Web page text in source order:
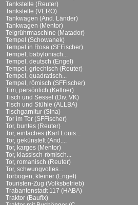
Tankstelle (Reuter)
Tankstelle (VERO)
Tankwagen (And. Länder)
Tankwagen (Mentor)
Teigrührmaschine (Matador)
Tempel (Schowanek)
Tempel in Rosa (SFFischer)
Tempel, babylonisch...
Tempel, deutsch (Engel)
Tempel, griechisch (Reuter)
Tempel, quadratisch...
Tempel, römisch (SFFischer)
Tim, persönlich (Kellner)
Tisch und Sessel (Div. VK)
Tisch und Stühle (ALLBA)
Tischgarnitur (Sina)
Tor im Tor (SFFischer)
Tor, buntes (Reuter)
Tor, einfaches (Karl Louis...
Tor, gekünstelt (And....
Tor, karges (Mentor)
Tor, klassisch-römisch...
Tor, romanisch (Reuter)
Tor, schwungvolles...
Torbogen, kleiner (Engel)
Touristen-Zug (Volksbetrieb)
Trabantenstadt 117 (HABA)
Traktor (Baufix)